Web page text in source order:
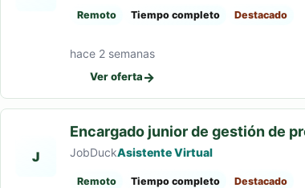
Remoto Tiempo completo Destacado
hace 2 semanas
Ver oferta→
J
Encargado junior de gestión de
JobDuckAsistente Virtual
Remoto Tiempo completo Destacado